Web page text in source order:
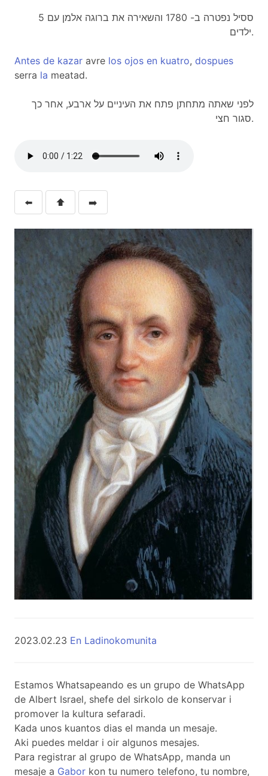
ססיל נפטרה ב- 1780 והשאירה את ברוגה אלמן עם 5
ילדים.
Antes de kazar avre los ojos en kuatro, dospues
serra la meatad.
לפני שאתה מתחתן פתח את העיניים על ארבע, אחר כך
סגור חצי.
⬅️ ⬆️ ➡️
2023.02.23 En Ladinokomunita
Estamos Whatsapeando es un grupo de WhatsApp
de Albert Israel, shefe del sirkolo de konservar i
promover la kultura sefaradi.
Kada unos kuantos dias el manda un mesaje.
Aki puedes meldar i oir algunos mesajes.
Para registrar al grupo de WhatsApp, manda un
mesaje a Gabor kon tu numero telefono, tu nombre,